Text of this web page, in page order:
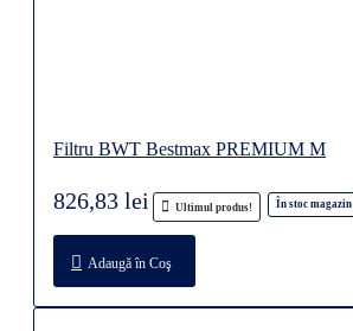
Filtru BWT Bestmax PREMIUM M
Ultimul produs! În stoc magazin
826,83 lei
Adaugă în Coş